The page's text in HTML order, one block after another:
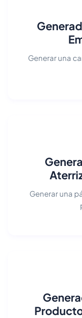
Generar una
Generar una